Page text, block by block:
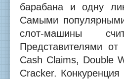
барабана и одну
Самыми
слот-машины
Представителями
Cash Claims, Double
Cracker.